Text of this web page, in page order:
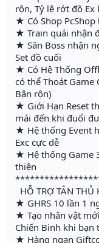
rộn, Tỷ lệ rớt đồ Ex
★ Có Shop PcShop
★ Train quái nhận
★ Săn Boss nhận
Set đồ cuối
★ Có Hệ Thống
có thể Thoát Game
Bận rộn)
★ Giới Hạn Reset
mái đến khi đuổi
★ Hệ thống Event
Exc cực dễ
★ Hệ thống Game
thiện
HỖ TRỢ TÂN
★ GHRS 10 lần 1
★ Tạo nhân vật
Chiến Binh khi bạn
★ Hàng ngan